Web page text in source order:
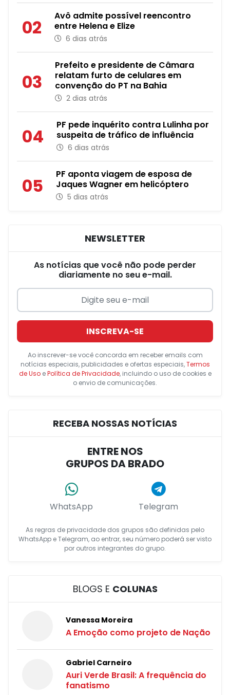
02
Avô admite possível reencontro
entre Helena e Elize
6 dias atrás
03
Prefeito e presidente de Câmara
relatam furto de celulares em
convenção do PT na Bahia
2 dias atrás
04
PF pede inquérito contra Lulinha por
suspeita de tráfico de influência
6 dias atrás
05
PF aponta viagem de esposa de
Jaques Wagner em helicóptero
5 dias atrás
NEWSLETTER
As notícias que você não pode perder
diariamente no seu e-mail.
INSCREVA-SE
Ao inscrever-se você concorda em receber emails com
notícias especiais, publicidades e ofertas especiais,Termos
de UsoePolítica de Privacidade, incluindo o uso de cookies e
o envio de comunicações.
RECEBA NOSSAS NOTÍCIAS
ENTRE NOS
GRUPOS DA BRADO
WhatsApp Telegram
As regras de privacidade dos grupos são definidas pelo
WhatsApp e Telegram, ao entrar, seu número poderá ser visto
por outros integrantes do grupo.
BLOGS E COLUNAS
Vanessa Moreira
A Emoção como projeto de Nação
Gabriel Carneiro
Auri Verde Brasil: A frequência do
fanatismo